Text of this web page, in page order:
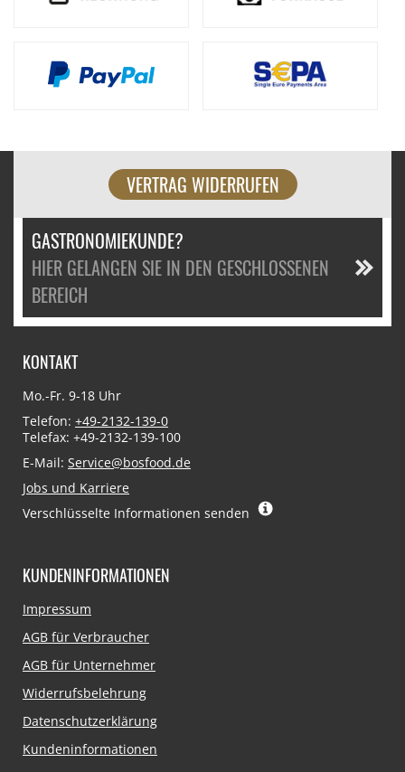
VERTRAG WIDERRUFEN
GASTRONOMIEKUNDE?
HIER GELANGEN SIE IN DEN GESCHLOSSENEN
BEREICH
KONTAKT
Mo.-Fr. 9-18 Uhr
Telefon: +49-2132-139-0
Telefax: +49-2132-139-100
E-Mail: Service@bosfood.de
Jobs und Karriere
Verschlüsselte Informationen senden
KUNDENINFORMATIONEN
Navigation
Impressum
AGB für Verbraucher
AGB für Unternehmer
Widerrufsbelehrung
Datenschutzerklärung
Kundeninformationen